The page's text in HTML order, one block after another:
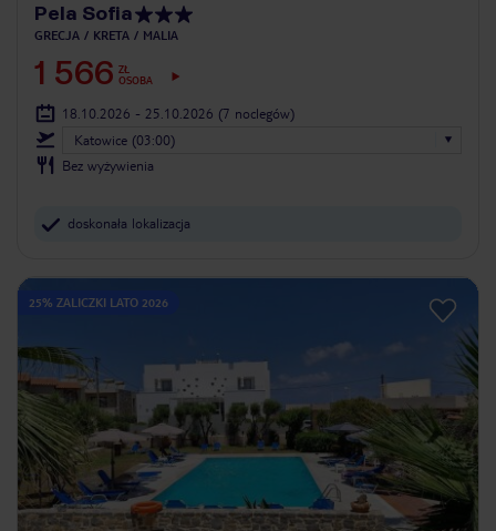
Pela Sofia
GRECJA KRETA MALIA
1 566 ZŁ
OSOBA
18.10.2026 - 25.10.2026 (7 noclegów)
Katowice (03:00)
Bez wyżywienia
doskonała lokalizacja
25% ZALICZKI LATO 2026